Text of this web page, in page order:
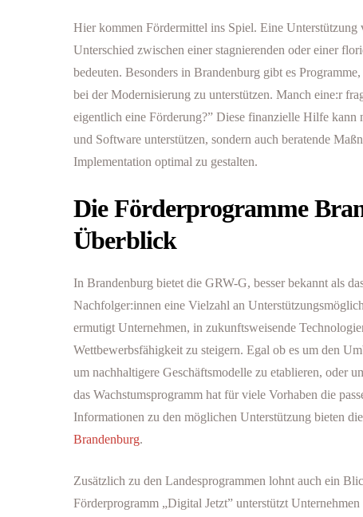
Hier kommen Fördermittel ins Spiel. Eine
Unterschied zwischen einer stagnierenden oder einer
bedeuten. Besonders in Brandenburg gibt es
bei der Modernisierung zu unterstützen. Manch eine:r
eigentlich eine Förderung?” Diese finanzielle Hilfe
und Software unterstützen, sondern auch beratende
Implementation optimal zu gestalten.
Die Förderprogramme
Überblick
In Brandenburg bietet die GRW-G, besser bekannt als
Nachfolger:innen eine Vielzahl an
ermutigt Unternehmen, in zukunftsweisende
Wettbewerbsfähigkeit zu steigern. Egal ob es um den
um nachhaltigere Geschäftsmodelle zu etablieren, oder
das Wachstumsprogramm hat für viele Vorhaben die
Informationen zu den möglichen Unterstützung bieten die
Brandenburg.
Zusätzlich zu den Landesprogrammen lohnt auch ein
Förderprogramm „Digital Jetzt” unterstützt